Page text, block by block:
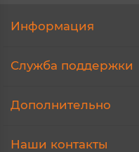
Информация
Служба поддержки
Дополнительно
Наши контакты